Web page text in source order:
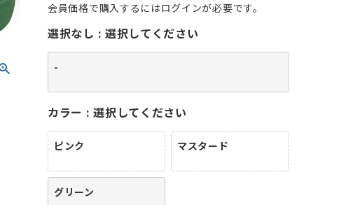
会員価格で購入するにはログインが必要です。
選択なし 選択してください
-
カラー 選択してください
ピンク マスタード
グリーン